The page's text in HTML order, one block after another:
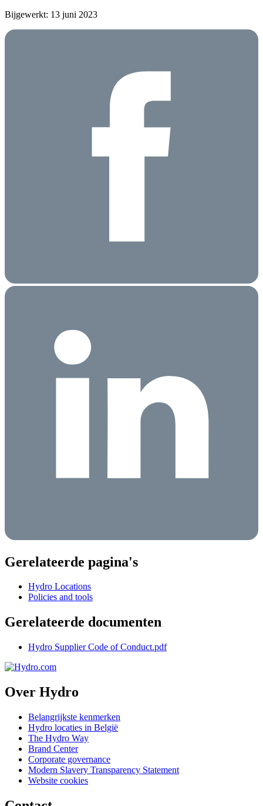
Bijgewerkt: 13 juni 2023
Gerelateerde pagina's
Hydro Locations
Policies and tools
Gerelateerde documenten
Hydro Supplier Code of Conduct.pdf
Over Hydro
Belangrijkste kenmerken
Hydro locaties in België
The Hydro Way
Brand Center
Corporate governance
Modern Slavery Transparency Statement
Website cookies